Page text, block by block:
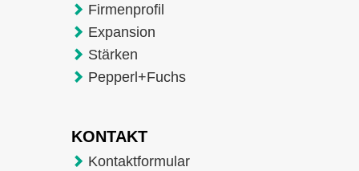
Firmenprofil
Expansion
Stärken
Pepperl+Fuchs
KONTAKT
Kontaktformular